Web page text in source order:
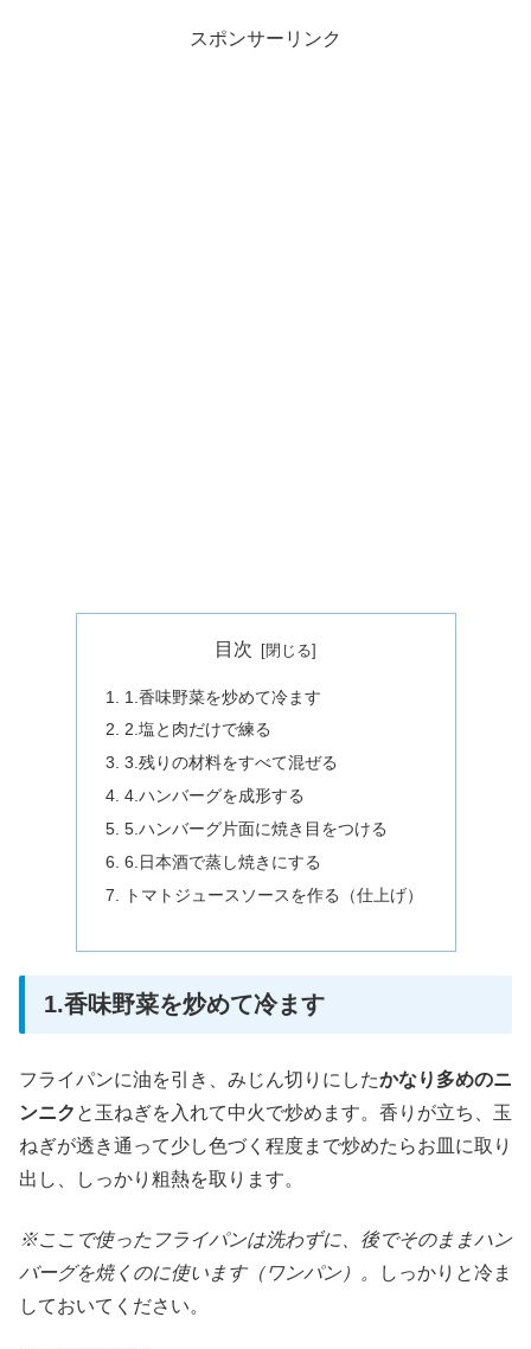
スポンサーリンク
目次
1.香味野菜を炒めて冷ます
2.塩と肉だけで練る
3.残りの材料をすべて混ぜる
4.ハンバーグを成形する
5.ハンバーグ片面に焼き目をつける
6.日本酒で蒸し焼きにする
トマトジュースソースを作る（仕上げ）
1.香味野菜を炒めて冷ます
フライパンに油を引き、みじん切りにしたかなり多めのニ
ンニク と玉ねぎを入れて中火で炒めます。香りが立ち、玉
ねぎが透き通って少し色づく程度まで炒めたらお皿に取り
出し、しっかり粗熱を取ります。
※ここで使ったフライパンは洗わずに、後でそのままハン
バーグを焼くのに使います（ワンパン）。
しっかりと冷ま
しておいてください。